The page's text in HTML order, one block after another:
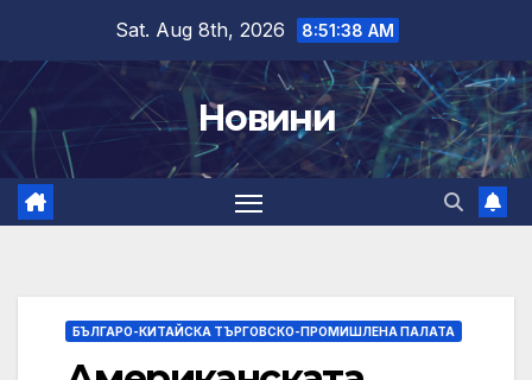
content
Sat. Aug 8th, 2026 8:51:39 AM
Новини
БЪЛГАРО-КИТАЙСКА ТЪРГОВСКО-ПРОМИШЛЕНА ПАЛАТА